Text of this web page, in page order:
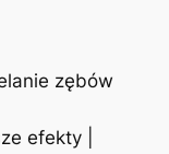
zębów
efekty |